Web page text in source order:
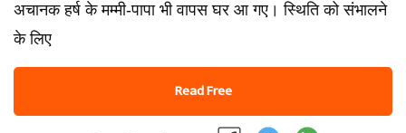
अचानक हर्ष के मम्मी-पापा भी वापस घर आ गए। स्थिति को संभालने
के लिए
Read Free